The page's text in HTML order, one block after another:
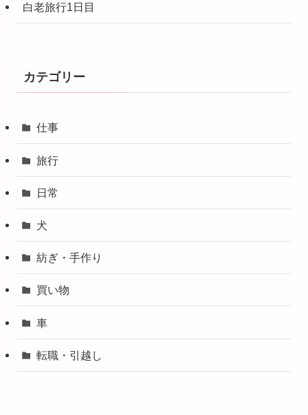
白老旅行1日目
カテゴリー
仕事
旅行
日常
犬
紡ぎ・手作り
買い物
車
転職・引越し